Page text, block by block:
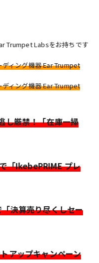
Trumpet Labsをお持ちです
ィング機器 Ear Trumpet
ィング機器 Ear Trumpet
し厳禁！「在庫一掃
「IkebePRIME プレ
決算売り尽くしセー
アップキャンペーン